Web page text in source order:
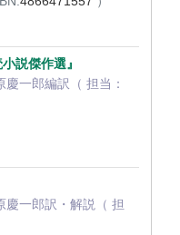
説傑作選』
一郎編訳（ 担当：
慶一郎訳・解説（ 担